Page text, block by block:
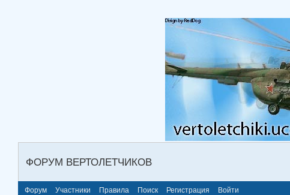
ФОРУМ ВЕРТОЛЕТЧИКОВ
Форум Участники Правила Поиск Регистрация Войти